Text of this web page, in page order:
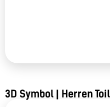
3D Symbol | Herren